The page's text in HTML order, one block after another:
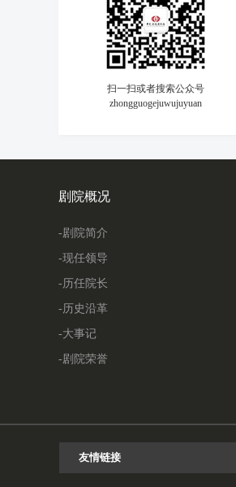
扫一扫或者搜索公众号
zhongguogejuwujuyuan
剧院概况
-剧院简介
-现任领导
-历任院长
-历史沿革
-大事记
-剧院荣誉